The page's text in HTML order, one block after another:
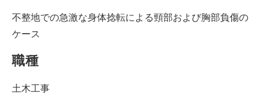
不整地での急激な身体捻転による頸部および胸部負傷の
ケース
職種
土木工事